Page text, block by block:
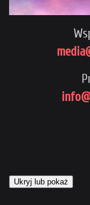
Ukryj lub pokaż